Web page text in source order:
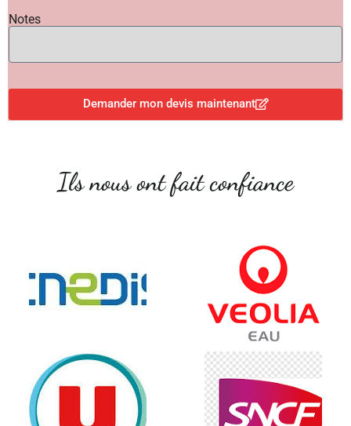
Notes
Demander mon devis maintenant
Ils nous ont fait confiance